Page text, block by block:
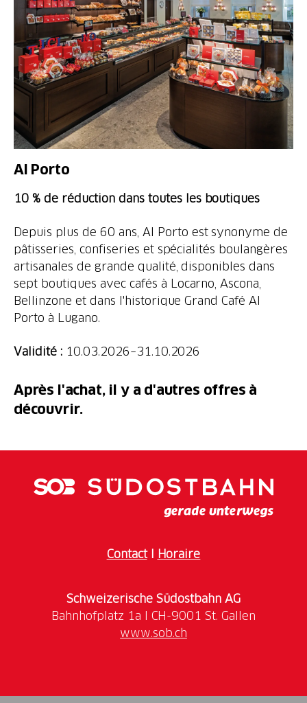
Al Porto
10 % de réduction dans toutes les boutiques
Depuis plus de 60 ans, Al Porto est synonyme de
pâtisseries, confiseries et spécialités boulangères
artisanales de grande qualité, disponibles dans
sept boutiques avec cafés à Locarno, Ascona,
Bellinzone et dans l'historique Grand Café Al
Porto à Lugano.
Validité : 10.03.2026–31.10.2026
Après l'achat, il y a d'autres offres à
découvrir.
ContactI Horaire
Schweizerische Südostbahn AG
www.sob.ch